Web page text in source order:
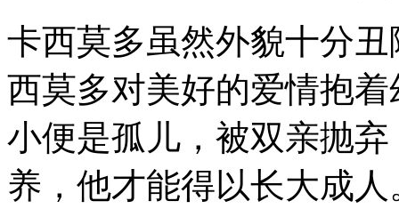
卡西莫多虽然外貌十分
西莫多对美好的爱情抱
小便是孤儿，被双亲抛
养，他才能得以长大成